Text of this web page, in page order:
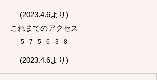
(2023.4.6より)
これまでのアクセス
5 7 5 6 3 8
(2023.4.6より)